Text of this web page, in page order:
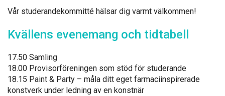
Vår stu­de­ran­de­kom­mitté häl­sar dig varmt väl­kom­men!
Kväl­lens eve­ne­mang och tid­ta­bell
17.50 Sam­ling
18.00 Pro­vi­sorfö­re­nin­gen som stöd för stu­de­ran­de
18.15 Paint & Par­ty – må­la ditt eget far­maciins­pi­re­ra­de
konst­verk un­der led­ning av en konst­när